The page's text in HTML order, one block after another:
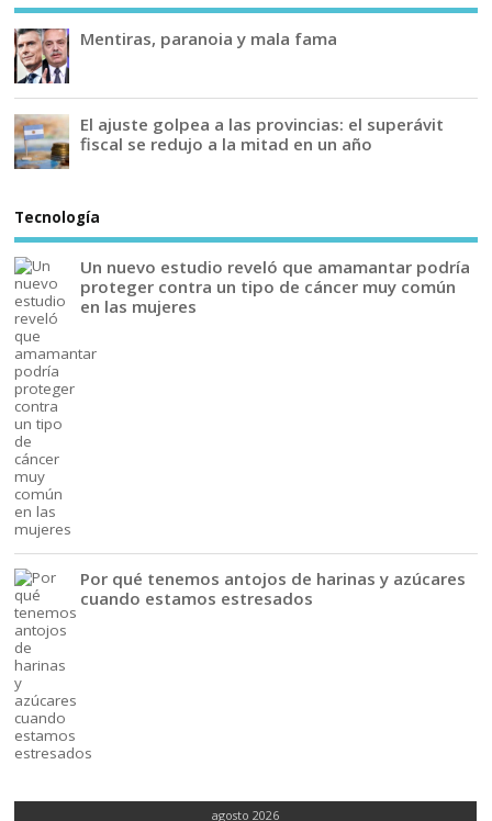
Mentiras, paranoia y mala fama
El ajuste golpea a las provincias: el superávit
fiscal se redujo a la mitad en un año
Tecnología
Un nuevo estudio reveló que amamantar podría
proteger contra un tipo de cáncer muy común
en las mujeres
Por qué tenemos antojos de harinas y azúcares
cuando estamos estresados
agosto 2026